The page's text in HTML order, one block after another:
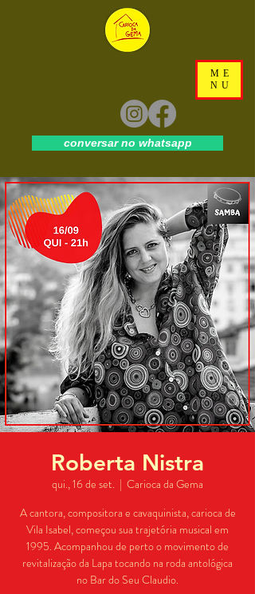
ME
NU
conversar no whatsapp
Roberta Nistra
qui., 16 de set.
  |
Carioca da Gema
A cantora, compositora e cavaquinista, carioca de
Vila Isabel, começou sua trajetória musical em
1995. Acompanhou de perto o movimento de
revitalização da Lapa tocando na roda antológica
no Bar do Seu Claudio.